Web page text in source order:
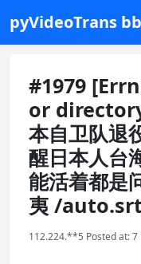
pyVideoTrans
#1979
or
本自卫队退
醒日本人台
能活着都是
夷 /
112.224.**5 Posted at: